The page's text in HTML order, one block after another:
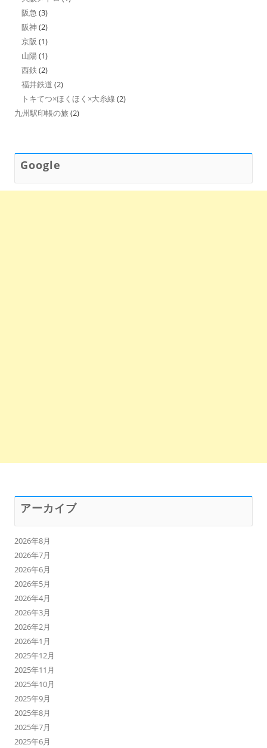
阪急 (3)
阪神 (2)
京阪 (1)
山陽 (1)
西鉄 (2)
福井鉄道 (2)
トキてつ×ほくほく×大糸線 (2)
九州駅印帳の旅 (2)
Google
アーカイブ
2026年8月
2026年7月
2026年6月
2026年5月
2026年4月
2026年3月
2026年2月
2026年1月
2025年12月
2025年11月
2025年10月
2025年9月
2025年8月
2025年7月
2025年6月